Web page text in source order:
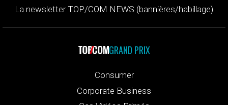
La newsletter TOP/COM NEWS (bannières/habillage)
GRAND PRIX
Consumer
Corporate Business